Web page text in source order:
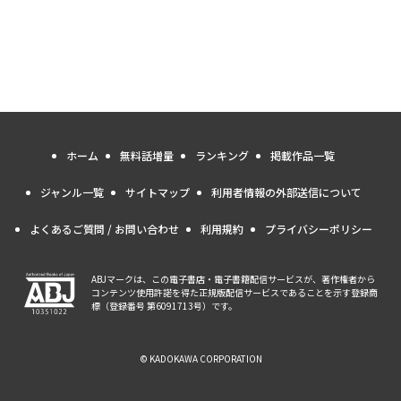
ホーム 無料話増量 ランキング 掲載作品一覧
ジャンル一覧 サイトマップ 利用者情報の外部送信について
よくあるご質問 / お問い合わせ 利用規約 プライバシーポリシー
ABJマークは、この電子書店・電子書籍配信サービスが、著作権者から
コンテンツ使用許諾を得た正規版配信サービスであることを示す登録商
標（登録番号 第6091713号）です。
© KADOKAWA CORPORATION